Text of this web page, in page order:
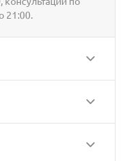
21:00.